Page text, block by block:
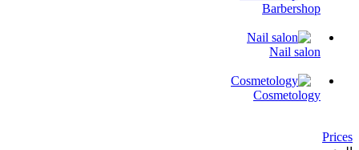
Barbershop
Nail salon
Cosmetology
Prices